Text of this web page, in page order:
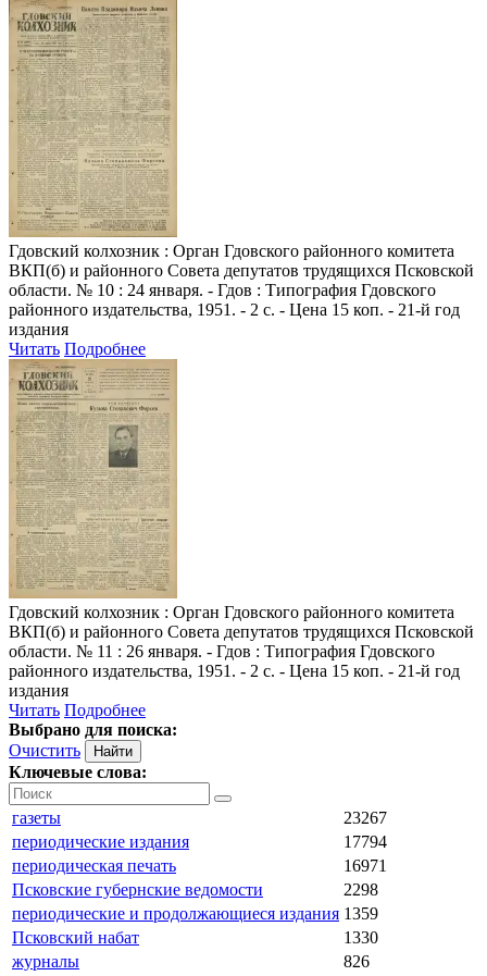
Гдовский колхозник : Орган Гдовского районного комитета
ВКП(б) и районного Совета депутатов трудящихся Псковской
области. № 10 : 24 января. - Гдов : Типография Гдовского
районного издательства, 1951. - 2 с. - Цена 15 коп. - 21-й год
издания
Читать Подробнее
Гдовский колхозник : Орган Гдовского районного комитета
ВКП(б) и районного Совета депутатов трудящихся Псковской
области. № 11 : 26 января. - Гдов : Типография Гдовского
районного издательства, 1951. - 2 с. - Цена 15 коп. - 21-й год
издания
Читать Подробнее
Выбрано для поиска:
Очистить
Ключевые слова:
газеты
23267
периодические издания
17794
периодическая печать
16971
Псковские губернские ведомости
2298
периодические и продолжающиеся издания 1359
Псковский набат
1330
журналы
826